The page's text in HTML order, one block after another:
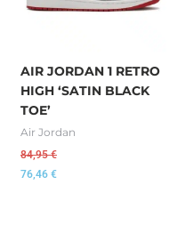
AIR JORDAN 1 RETRO
HIGH ‘SATIN BLACK
TOE’
Air Jordan
84,95€
76,46 €